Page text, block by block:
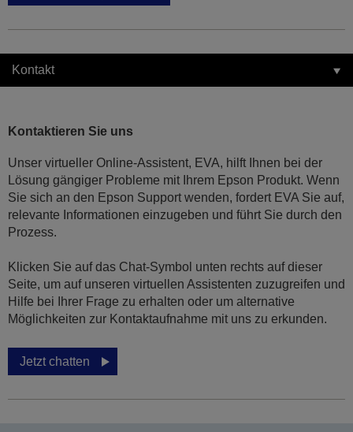
Kontakt
Kontaktieren Sie uns
Unser virtueller Online-Assistent, EVA, hilft Ihnen bei der
Lösung gängiger Probleme mit Ihrem Epson Produkt. Wenn
Sie sich an den Epson Support wenden, fordert EVA Sie auf,
relevante Informationen einzugeben und führt Sie durch den
Prozess.
Klicken Sie auf das Chat-Symbol unten rechts auf dieser
Seite, um auf unseren virtuellen Assistenten zuzugreifen und
Hilfe bei Ihrer Frage zu erhalten oder um alternative
Möglichkeiten zur Kontaktaufnahme mit uns zu erkunden.
Jetzt chatten